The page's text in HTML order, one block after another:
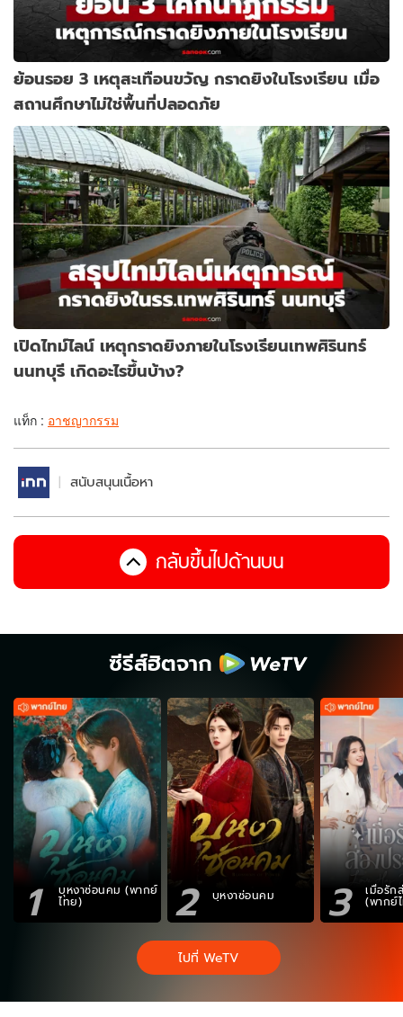
ย้อนรอย 3 เหตุสะเทือนขวัญ กราดยิงในโรงเรียน เมื่อ
สถานศึกษาไม่ใช่พื้นที่ปลอดภัย
เปิดไทม์ไลน์ เหตุกราดยิงภายในโรงเรียนเทพศิรินทร์
นนทบุรี เกิดอะไรขึ้นบ้าง?
แท็ก : อาชญากรรม
สนับสนุนเนื้อหา
กลับขึ้นไปด้านบน
ซีรีส์ฮิตจาก
1 บุหงาซ่อนคม (พากย์
ไทย) 2 บุหงาซ่อนคม 3 เมื่อรัก
(พากย์
ไปที่ WeTV